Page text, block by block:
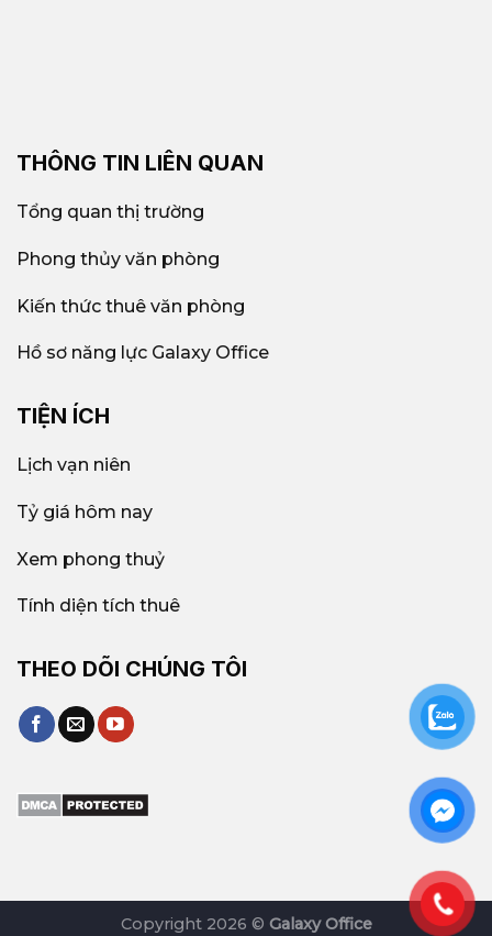
THÔNG TIN LIÊN QUAN
Tổng quan thị trường
Phong thủy văn phòng
Kiến thức thuê văn phòng
Hồ sơ năng lực Galaxy Office
TIỆN ÍCH
Lịch vạn niên
Tỷ giá hôm nay
Xem phong thuỷ
Tính diện tích thuê
THEO DÕI CHÚNG TÔI
Copyright 2026 © Galaxy Office